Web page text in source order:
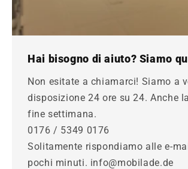
Hai bisogno di aiuto? Siamo
Non esitate a chiamarci! Siamo a
disposizione 24 ore su 24. Anche
fine settimana.
0176 / 5349 0176
Solitamente rispondiamo alle e-
pochi minuti. info@mobilade.de